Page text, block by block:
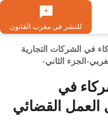
للنشر في مغرب القانون
في الشركات التجارية
الجزء الثاني-
في
العمل القضائي